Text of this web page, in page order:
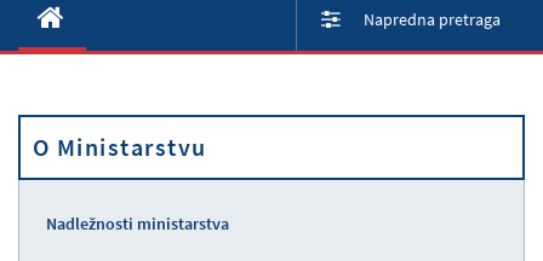
Aktivnosti
Propisi
Napredna pretraga
O Ministarstvu
Nadležnosti ministarstva